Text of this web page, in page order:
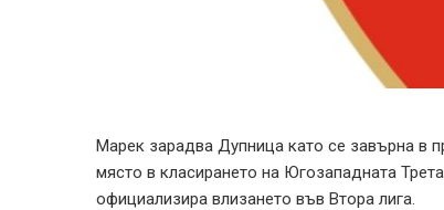
Марек зарадва Дупница като се завърна в
място в класирането на Югозападната
официализира влизането във Втора лига.